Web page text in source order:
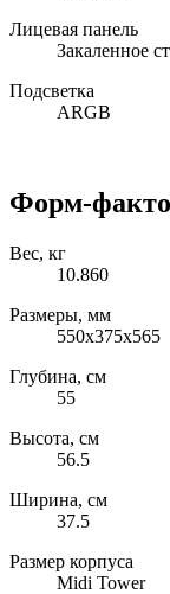
Лицевая панель
Закаленное
Подсветка
ARGB
Форм-
Вес, кг
10.860
Размеры, мм
550x375x565
Глубина, см
55
Высота, см
56.5
Ширина, см
37.5
Размер корпуса
Midi Tower